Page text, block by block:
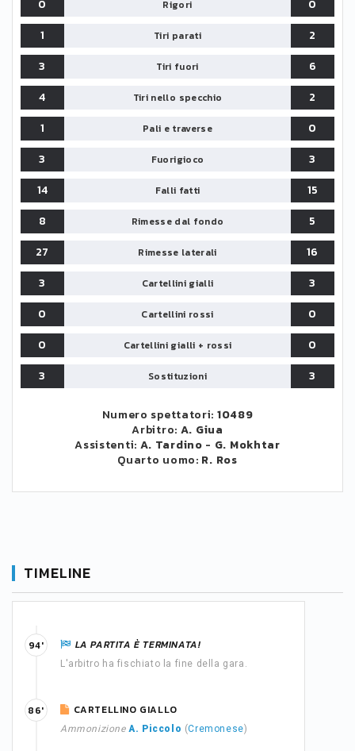
0 Rigori
0
1
Tiri parati
2
3
Tiri fuori
6
4
Tiri nello specchio
2
1
Pali e traverse
0
3
Fuorigioco
3
14
Falli fatti
15
8
Rimesse dal fondo
5
27
Rimesse laterali
16
3
Cartellini gialli
3
0
Cartellini rossi
0
0
Cartellini gialli + rossi
0
3
Sostituzioni 3
Numero spettatori: 10489
Arbitro: A. Giua
Assistenti: A. Tardino - G. Mokhtar
Quarto uomo: R. Ros
TIMELINE
LA PARTITA È TERMINATA!
L'arbitro ha fischiato la fine della gara.
94'
CARTELLINO GIALLO
Ammonizione A. Piccolo (Cremonese)
86'